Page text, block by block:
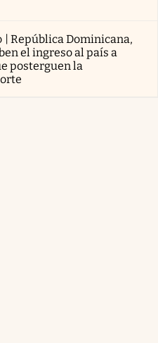
| República Dominicana,
el ingreso al país a
posterguen la